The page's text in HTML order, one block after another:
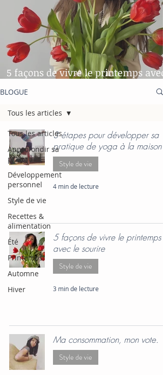
5 façons de vivre le printemps avec
BLOGUE
Tous les articles
Approfondir sa
pratique
Développement
personnel
Style de vie
Recettes &
alimentation
Été
Printemps
Automne
Hiver
Tous les articles
3 étapes pour développer sa
pratique de yoga à la maison
Style de vie
4 min de lecture
5 façons de vivre le printemps
avec le sourire
Style de vie
3 min de lecture
Ma consommation, mon vote.
Style de vie